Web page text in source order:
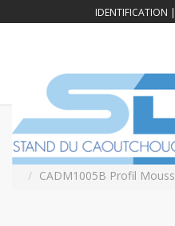
IDENTIFICATION |
Accueil
PROFILS
Profil Mousse EPDM
CADM1005B Profil